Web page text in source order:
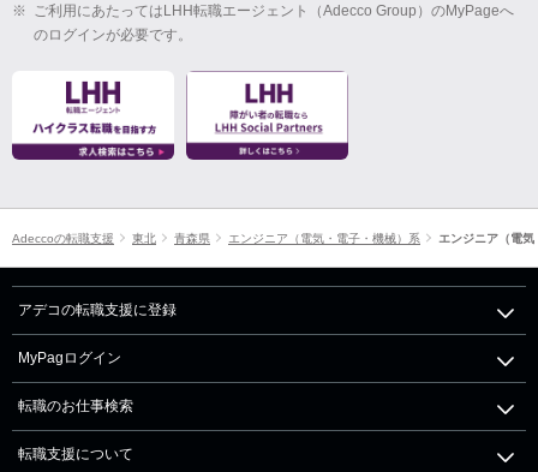
※ ご利用にあたってはLHH転職エージェント（Adecco Group）のMyPageへ
のログインが必要です。
Adeccoの転職支援 東北 青森県 エンジニア（電気・電子・機械）系 エンジニア（電
アデコの転職支援に登録
MyPagログイン
転職のお仕事検索
転職支援について